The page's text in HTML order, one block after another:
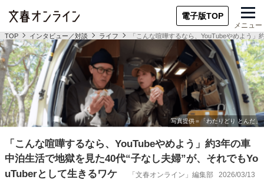
電子版TOP
メニュー
TOP インタビュー／対談 ライフ 「こんな喧嘩するなら、YouTubeやめよう
「こんな喧嘩するなら、YouTubeやめよう」約3年の車
中泊生活で地獄を見た40代“子なし夫婦”が、それでもYo
uTuberとして生きるワケ
「文春オンライン」編集部 2026/03/13